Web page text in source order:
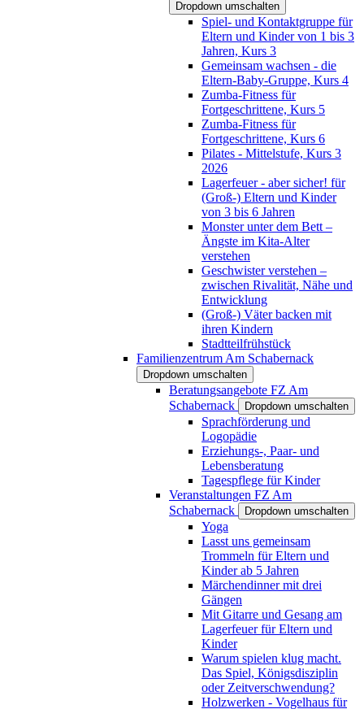
Dropdown umschalten
Spiel- und Kontaktgruppe für
Eltern und Kinder von 1 bis 3
Jahren, Kurs 3
Gemeinsam wachsen - die
Eltern-Baby-Gruppe, Kurs 4
Zumba-Fitness für
Fortgeschrittene, Kurs 5
Zumba-Fitness für
Fortgeschrittene, Kurs 6
Pilates - Mittelstufe, Kurs 3
2026
Lagerfeuer - aber sicher! für
(Groß-) Eltern und Kinder
von 3 bis 6 Jahren
Monster unter dem Bett –
Ängste im Kita-Alter
verstehen
Geschwister verstehen –
zwischen Rivalität, Nähe und
Entwicklung
(Groß-) Väter backen mit
ihren Kindern
Stadtteilfrühstück
Familienzentrum Am Schabernack
Dropdown umschalten
Beratungsangebote FZ Am
Schabernack
Dropdown umschalten
Sprachförderung und
Logopädie
Erziehungs-, Paar- und
Lebensberatung
Tagespflege für Kinder
Veranstaltungen FZ Am
Schabernack
Dropdown umschalten
Yoga
Lasst uns gemeinsam
Trommeln für Eltern und
Kinder ab 5 Jahren
Märchendinner mit drei
Gängen
Mit Gitarre und Gesang am
Lagerfeuer für Eltern und
Kinder
Warum spielen klug macht.
Das Spiel, Königsdisziplin
oder Zeitverschwendung?
Holzwerken - Vogelhaus für